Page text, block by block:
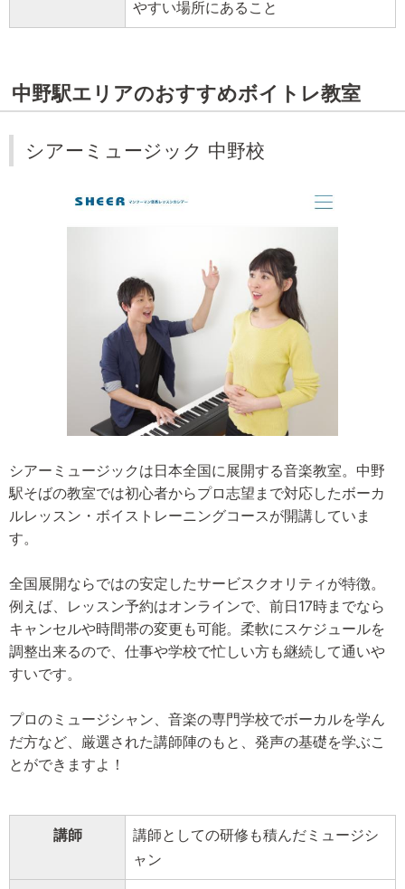
やすい場所にあること
中野駅エリアのおすすめボイトレ教室
シアーミュージック 中野校
シアーミュージックは日本全国に展開する音楽教室。中野
駅そばの教室では初心者からプロ志望まで対応したボーカ
ルレッスン・ボイストレーニングコースが開講していま
す。
全国展開ならではの安定したサービスクオリティが特徴。
例えば、レッスン予約はオンラインで、前日17時までなら
キャンセルや時間帯の変更も可能。柔軟にスケジュールを
調整出来るので、仕事や学校で忙しい方も継続して通いや
すいです。
プロのミュージシャン、音楽の専門学校でボーカルを学ん
だ方など、厳選された講師陣のもと、発声の基礎を学ぶこ
とができますよ！
講師
講師としての研修も積んだミュージシ
ャン